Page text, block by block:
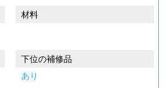
材料
下位の補修品
あり